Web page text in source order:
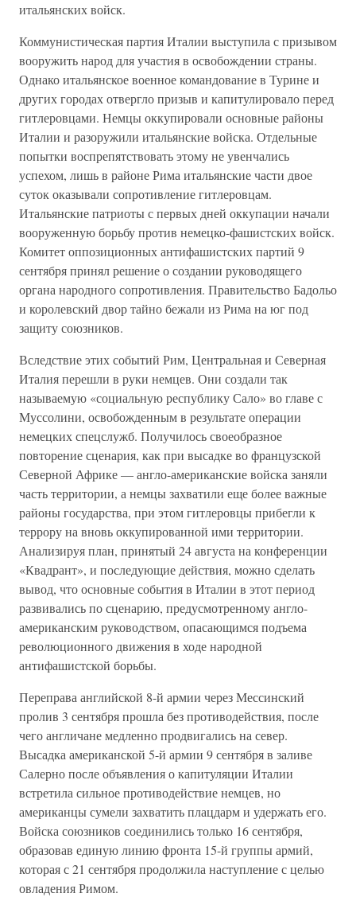
итальянских войск.
Коммунистическая партия Италии выступила с призывом
вооружить народ для участия в освобождении страны.
Однако итальянское военное командование в Турине и
других городах отвергло призыв и капитулировало перед
гитлеровцами. Немцы оккупировали основные районы
Италии и разоружили итальянские войска. Отдельные
попытки воспрепятствовать этому не увенчались
успехом, лишь в районе Рима итальянские части двое
суток оказывали сопротивление гитлеровцам.
Итальянские патриоты с первых дней оккупации начали
вооруженную борьбу против немецко-фашистских войск.
Комитет оппозиционных антифашистских партий 9
сентября принял решение о создании руководящего
органа народного сопротивления. Правительство Бадольо
и королевский двор тайно бежали из Рима на юг под
защиту союзников.
Вследствие этих событий Рим, Центральная и Северная
Италия перешли в руки немцев. Они создали так
называемую «социальную республику Сало» во главе с
Муссолини, освобожденным в результате операции
немецких спецслужб. Получилось своеобразное
повторение сценария, как при высадке во французской
Северной Африке — англо-американские войска заняли
часть территории, а немцы захватили еще более важные
районы государства, при этом гитлеровцы прибегли к
террору на вновь оккупированной ими территории.
Анализируя план, принятый 24 августа на конференции
«Квадрант», и последующие действия, можно сделать
вывод, что основные события в Италии в этот период
развивались по сценарию, предусмотренному англо-
американским руководством, опасающимся подъема
революционного движения в ходе народной
антифашистской борьбы.
Переправа английской 8-й армии через Мессинский
пролив 3 сентября прошла без противодействия, после
чего англичане медленно продвигались на север.
Высадка американской 5-й армии 9 сентября в заливе
Салерно после объявления о капитуляции Италии
встретила сильное противодействие немцев, но
американцы сумели захватить плацдарм и удержать его.
Войска союзников соединились только 16 сентября,
образовав единую линию фронта 15-й группы армий,
которая с 21 сентября продолжила наступление с целью
овладения Римом.